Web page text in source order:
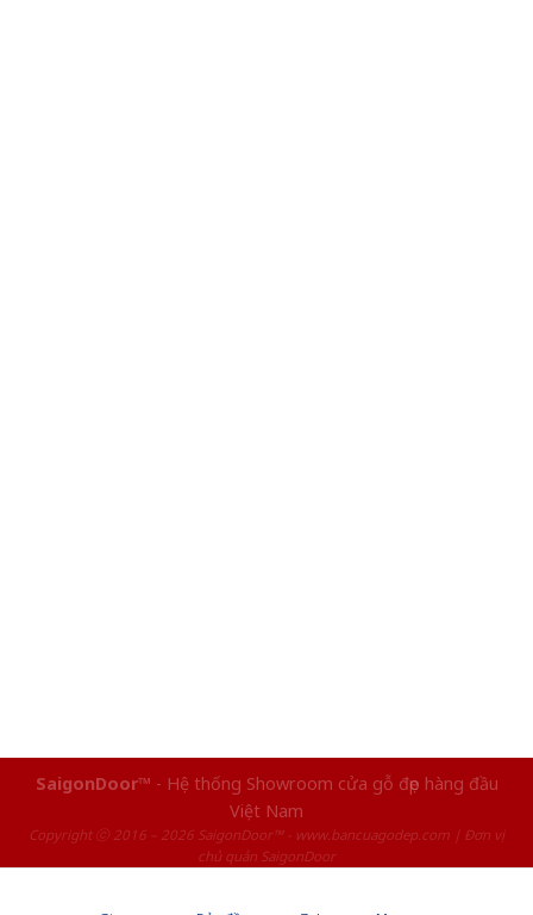
SaigonDoor™ - Hệ thống Showroom cửa gỗ đẹp hàng đầu
Việt Nam
Copyright ⓒ 2016 – 2026 SaigonDoor™ - www.bancuagodep.com | Đơn vị
chủ quản SaigonDoor